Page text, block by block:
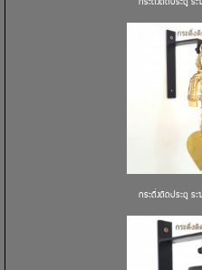
กระดิ่งติดประตู ร